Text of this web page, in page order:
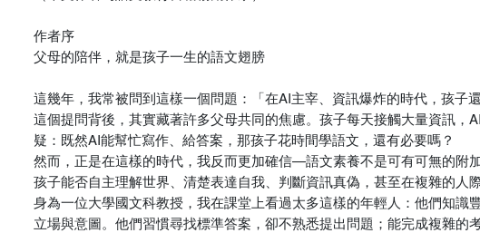
作者序
父母的陪伴，就是孩子一生的語文翅膀
這幾年，我常被問到這樣一個問題：「在AI主宰、資訊爆炸的時代，孩子
這個提問背後，其實藏著許多父母共同的焦慮。孩子每天接觸大量資訊
疑：既然AI能幫忙寫作、給答案，那孩子花時間學語文，還有必要嗎？
然而，正是在這樣的時代，我反而更加確信—語文素養不是可有可無的附
孩子能否自主理解世界、清楚表達自我、判斷資訊真偽，甚至在複雜的人
身為一位大學國文科教授，我在課堂上看過太多這樣的年輕人：他們知
立場與意圖。他們習慣尋找標準答案，卻不熟悉提出問題；能完成複雜的